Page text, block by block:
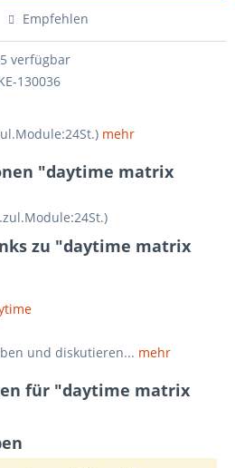
Empfehlen
verfügbar
130036
mehr
"daytime matrix
zu "daytime matrix
und diskutieren... mehr
für "daytime matrix